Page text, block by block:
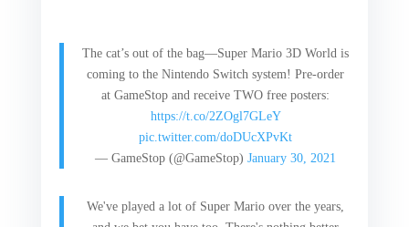
The cat’s out of the bag—Super Mario 3D World is
coming to the Nintendo Switch system! Pre-order
at GameStop and receive TWO free posters:
https://t.co/2ZOgl7GLeY
pic.twitter.com/doDUcXPvKt
— GameStop (@GameStop)January 30, 2021
We've played a lot of Super Mario over the years,